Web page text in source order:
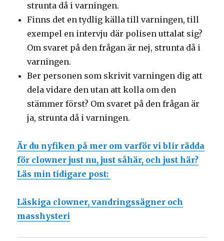
strunta då i varningen.
Finns det en tydlig källa till varningen, till
exempel en intervju där polisen uttalat sig?
Om svaret på den frågan är nej, strunta då i
varningen.
Ber personen som skrivit varningen dig att
dela vidare den utan att kolla om den
stämmer först? Om svaret på den frågan är
ja, strunta då i varningen.
Är du nyfiken på mer om varför vi blir rädda
för clowner just nu, just såhär, och just här?
Läs min tidigare post:
Läskiga clowner, vandringssägner och
masshysteri